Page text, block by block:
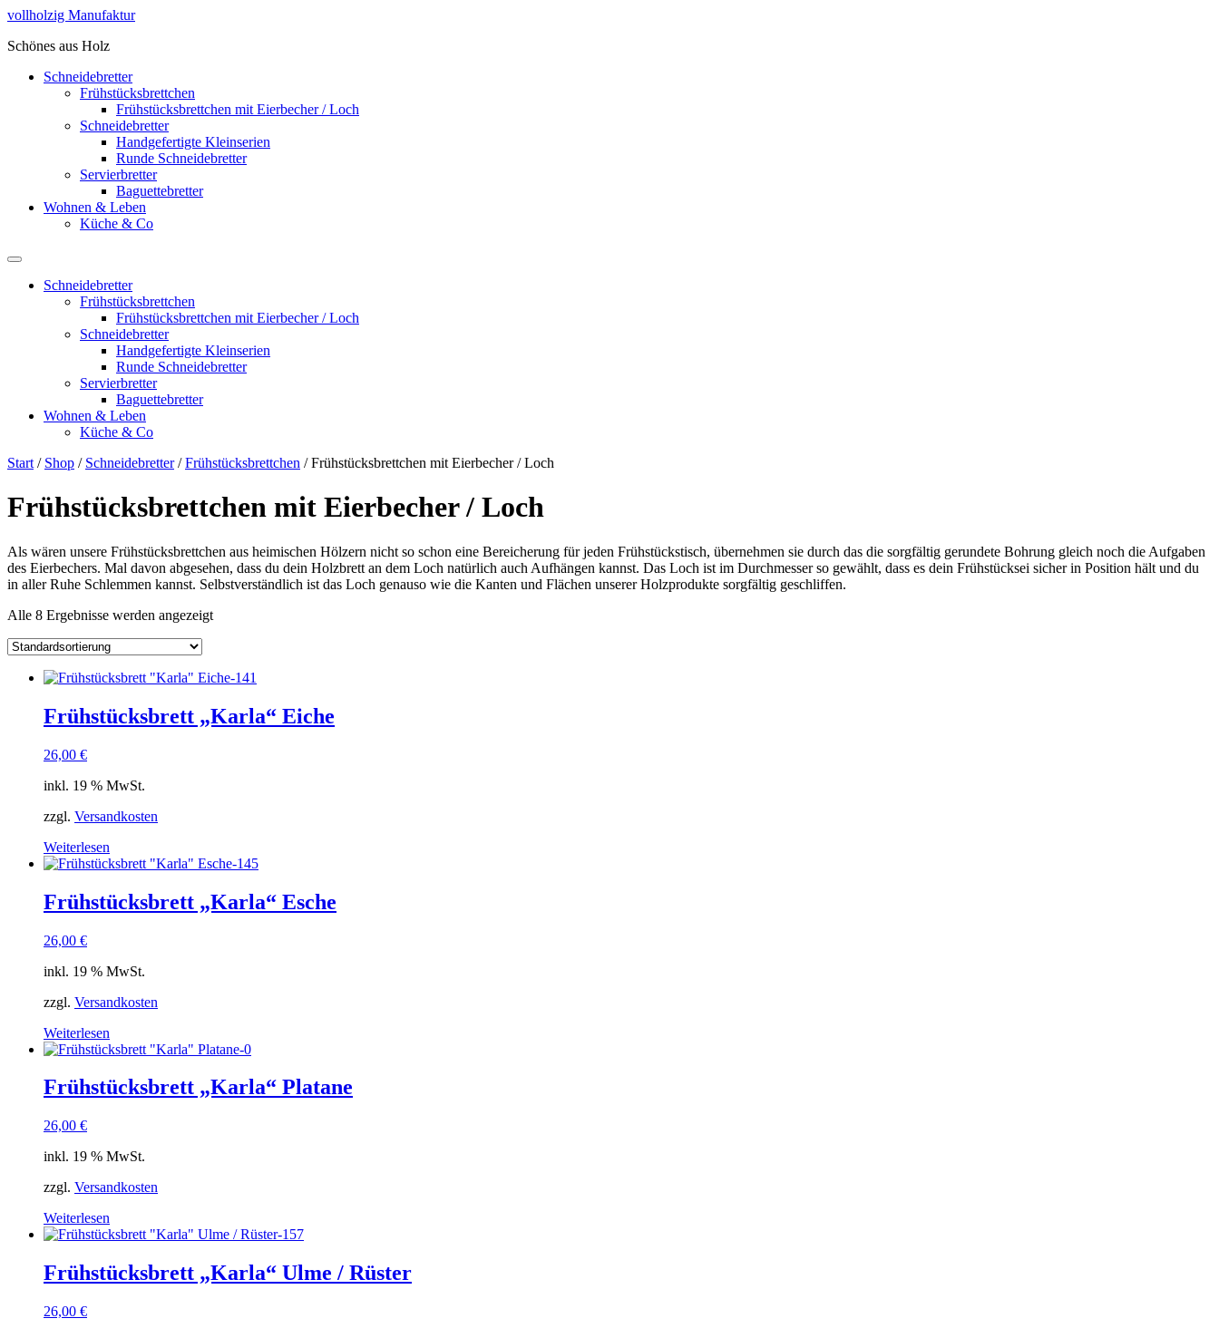
Zum
springen
vollholzig Manufaktur
Schönes aus Holz
Schneidebretter
Frühstücksbrettchen
Frühstücksbrettchen mit Eierbecher / Loch
Schneidebretter
Handgefertigte Kleinserien
Runde Schneidebretter
Servierbretter
Baguettebretter
Wohnen & Leben
Küche & Co
Schneidebretter
Frühstücksbrettchen
Frühstücksbrettchen mit Eierbecher / Loch
Schneidebretter
Handgefertigte Kleinserien
Runde Schneidebretter
Servierbretter
Baguettebretter
Wohnen & Leben
Küche & Co
Start / Shop / Schneidebretter/Frühstücksbrettchen / Frühstücksbrettchen mit Eierbecher / Loch
Frühstücksbrettchen mit Eierbecher / Loch
Als wären unsere Frühstücksbrettchen aus heimischen Hölzern nicht so schon eine Bereicherung für jeden Frühstückstisch, übernehmen sie durch das die sorgfältig gerundete Bohrung gleich noch die Aufgaben
des Eierbechers. Mal davon abgesehen, dass du dein Holzbrett an dem Loch natürlich auch Aufhängen kannst. Das Loch ist im Durchmesser so gewählt, dass es dein Frühstücksei sicher in Position hält und du
in aller Ruhe Schlemmen kannst. Selbstverständlich ist das Loch genauso wie die Kanten und Flächen unserer Holzprodukte sorgfältig geschliffen.
Alle 8 Ergebnisse werden angezeigt
Frühstücksbrett „Karla“ Eiche
26,00 €
inkl. 19 % MwSt.
zzgl. Versandkosten
Weiterlesen
Frühstücksbrett „Karla“ Esche
26,00 €
inkl. 19 % MwSt.
zzgl. Versandkosten
Weiterlesen
Frühstücksbrett „Karla“ Platane
26,00 €
inkl. 19 % MwSt.
zzgl. Versandkosten
Weiterlesen
Frühstücksbrett „Karla“ Ulme / Rüster
26,00 €